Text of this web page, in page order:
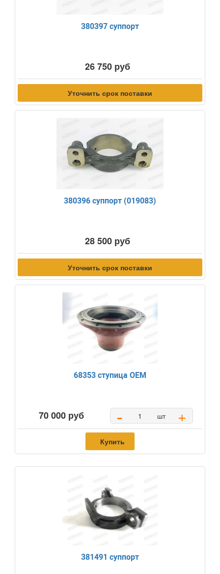
380397 суппорт
26 750 руб
Уточнить срок поставки
380396 суппорт (019083)
28 500 руб
Уточнить срок поставки
68353 ступица OEM
70 000 руб - шт +
Купить
381491 суппорт